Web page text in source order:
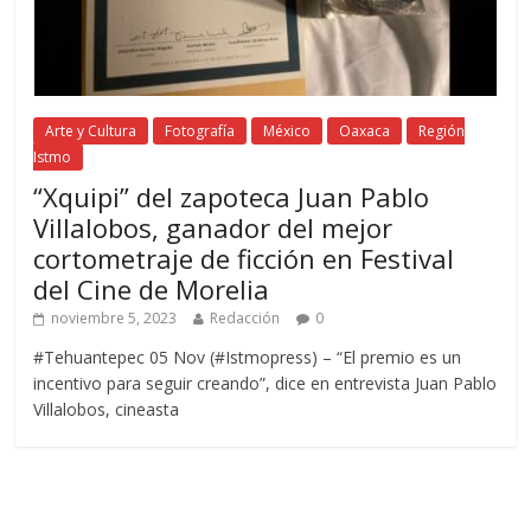
Arte y Cultura Fotografía México Oaxaca
Región
Istmo
“Xquipi” del zapoteca Juan Pablo
Villalobos, ganador del mejor
cortometraje de ficción en Festival
del Cine de Morelia
noviembre 5, 2023 Redacción 0
#Tehuantepec 05 Nov (#Istmopress) – “El premio es un
incentivo para seguir creando”, dice en entrevista Juan Pablo
Villalobos, cineasta